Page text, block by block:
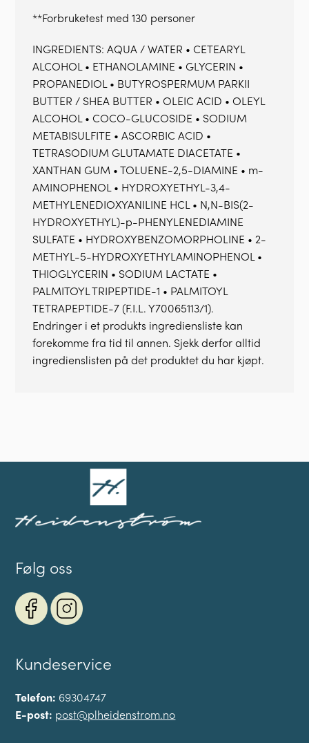
**Forbruketest med 130 personer
INGREDIENTS: AQUA / WATER • CETEARYL
ALCOHOL • ETHANOLAMINE • GLYCERIN •
PROPANEDIOL • BUTYROSPERMUM PARKII
BUTTER / SHEA BUTTER • OLEIC ACID • OLEYL
ALCOHOL • COCO-GLUCOSIDE • SODIUM
METABISULFITE • ASCORBIC ACID •
TETRASODIUM GLUTAMATE DIACETATE •
XANTHAN GUM • TOLUENE-2,5-DIAMINE • m-
AMINOPHENOL • HYDROXYETHYL-3,4-
METHYLENEDIOXYANILINE HCL • N,N-BIS(2-
HYDROXYETHYL)-p-PHENYLENEDIAMINE
SULFATE • HYDROXYBENZOMORPHOLINE • 2-
METHYL-5-HYDROXYETHYLAMINOPHENOL •
THIOGLYCERIN • SODIUM LACTATE •
PALMITOYL TRIPEPTIDE-1 • PALMITOYL
TETRAPEPTIDE-7 (F.I.L. Y70065113/1).
Endringer i et produkts ingrediensliste kan
forekomme fra tid til annen. Sjekk derfor alltid
ingredienslisten på det produktet du har kjøpt.
Følg oss
Kundeservice
Telefon: 69304747
E-post: post@plheidenstrom.no